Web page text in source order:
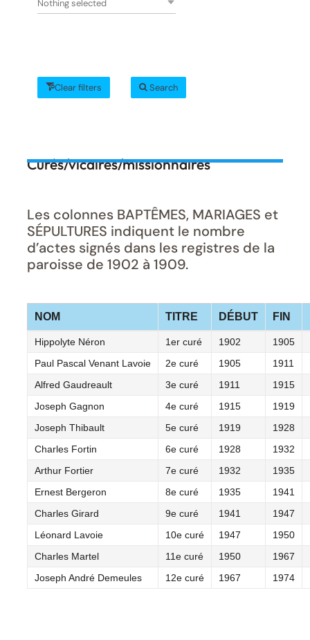
Nothing selected
Clear filters Search
Curés/vicaires/missionnaires
Les colonnes BAPTÊMES, MARIAGES et
SÉPULTURES indiquent le nombre
d’actes signés dans les registres de la
paroisse de 1902 à 1909.
NOM TITRE DÉBUT FIN
Hippolyte Néron 1er curé 1902
1905
Paul Pascal Venant Lavoie
2e curé 1905
1911
Alfred Gaudreault
3e curé 1911
1915
Joseph Gagnon
4e curé 1915
1919
Joseph Thibault
5e curé 1919
1928
Charles Fortin
6e curé 1928
1932
Arthur Fortier
7e curé 1932
1935
Ernest Bergeron
8e curé 1935
1941
Charles Girard
9e curé 1941
1947
Léonard Lavoie
10e curé 1947
1950
Charles Martel
11e curé 1950
1967
Joseph André Demeules
12e curé 1967 1974